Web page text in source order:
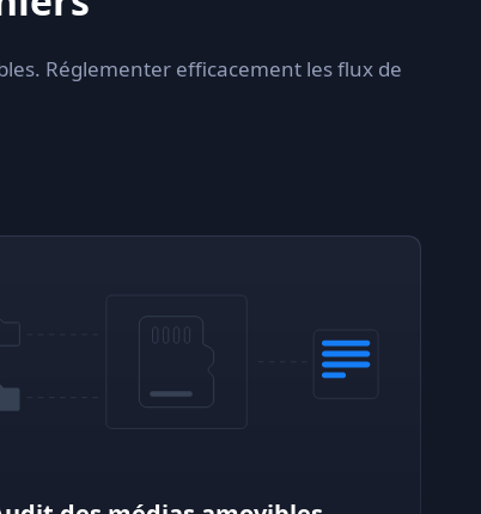
Réglementer efficacement les flux de